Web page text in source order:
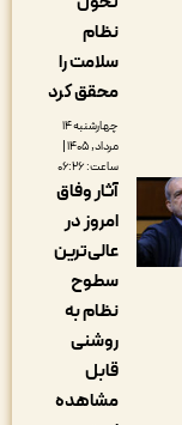
سلامت را
محقق کرد
چهارشنبه ۱۴
مرداد, ۱۴۰۵ |
آثار وفاق
امروز در
عالی‌ترین
نظام به
مشاهده